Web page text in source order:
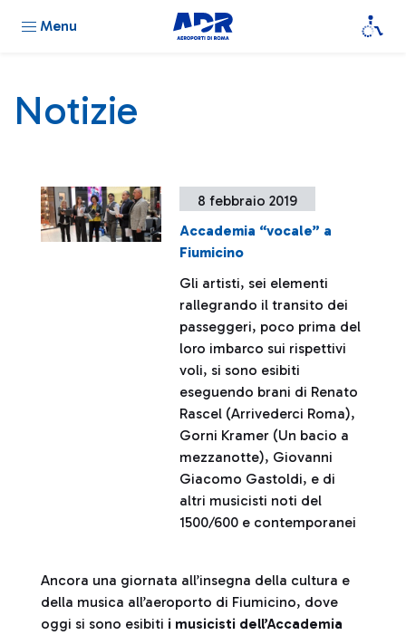
Menu
Notizie
8 febbraio 2019
Accademia “vocale” a
Fiumicino
Gli artisti, sei elementi
rallegrando il transito dei
passeggeri, poco prima del
loro imbarco sui rispettivi
voli, si sono esibiti
eseguendo brani di Renato
Rascel (Arrivederci Roma),
Gorni Kramer (Un bacio a
mezzanotte), Giovanni
Giacomo Gastoldi, e di
altri musicisti noti del
1500/600 e contemporanei
Ancora una giornata all’insegna della cultura e
della musica all’aeroporto di Fiumicino, dove
oggi si sono esibiti i musicisti dell’Accademia